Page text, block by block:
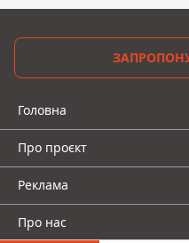
Головна
Про проєкт
Реклама
Про нас